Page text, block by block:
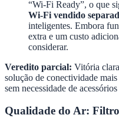
“Wi-Fi Ready”, o que
Wi-Fi vendido
inteligentes. Embora
extra e um custo
considerar.
Veredito parcial: Vitória
solução de conectividade
sem necessidade de
Qualidade do Ar: